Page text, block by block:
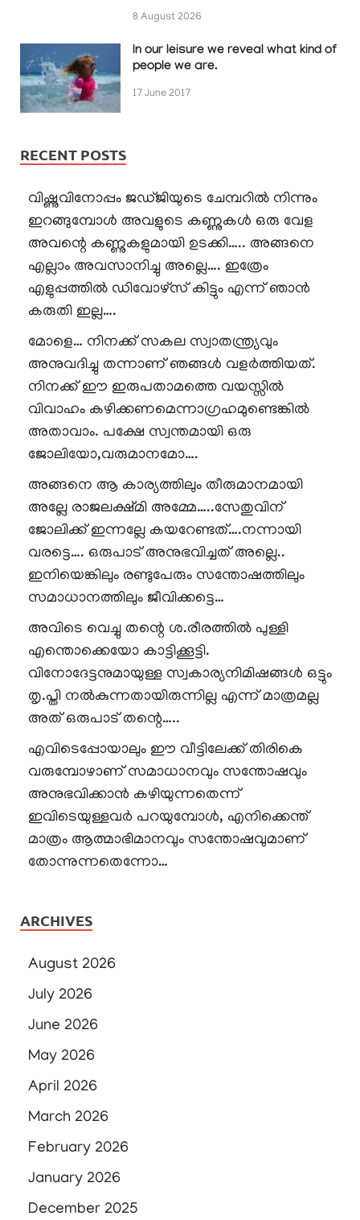
8 August 2026
In our leisure we reveal what kind of
people we are.
17 June 2017
RECENT POSTS
വിഷ്ണുവിനോപ്പം ജഡ്ജിയുടെ ചേമ്പറിൽ നിന്നും
ഇറങ്ങുമ്പോൾ അവളുടെ കണ്ണുകൾ ഒരു വേള
അവന്റെ കണ്ണുകളുമായി ഉടക്കി….. അങ്ങനെ
എല്ലാം അവസാനിച്ചു അല്ലെ…. ഇത്രേം
എളുപ്പത്തിൽ ഡിവോഴ്സ് കിട്ടും എന്ന് ഞാൻ
കരുതി ഇല്ല….
മോളെ… നിനക്ക് സകല സ്വാതന്ത്ര്യവും
അനുവദിച്ചു തന്നാണ് ഞങ്ങൾ വളർത്തിയത്.
നിനക്ക് ഈ ഇരുപതാമത്തെ വയസ്സിൽ
വിവാഹം കഴിക്കണമെന്നാഗ്രഹമുണ്ടെങ്കിൽ
അതാവാം. പക്ഷേ സ്വന്തമായി ഒരു
ജോലിയോ,വരുമാനമോ….
അങ്ങനെ ആ കാര്യത്തിലും തീരുമാനമായി
അല്ലേ രാജലക്ഷ്മി അമ്മേ…..സേതുവിന്
ജോലിക്ക് ഇന്നല്ലേ കയറേണ്ടത്….നന്നായി
വരട്ടെ…. ഒരുപാട് അനുഭവിച്ചത് അല്ലെ..
ഇനിയെങ്കിലും രണ്ടുപേരും സന്തോഷത്തിലും
സമാധാനത്തിലും ജീവിക്കട്ടെ…
അവിടെ വെച്ചു തന്റെ ശ.രീരത്തിൽ പുള്ളി
എന്തൊക്കെയോ കാട്ടിക്കൂട്ടി.
വിനോദേട്ടനുമായുള്ള സ്വകാര്യനിമിഷങ്ങൾ ഒട്ടും
തൃ.പ്തി നൽകുന്നതായിരുന്നില്ല എന്ന് മാത്രമല്ല
അത് ഒരുപാട് തന്റെ…..
എവിടെപ്പോയാലും ഈ വീട്ടിലേക്ക് തിരികെ
വരുമ്പോഴാണ് സമാധാനവും സന്തോഷവും
അനുഭവിക്കാൻ കഴിയുന്നതെന്ന്
ഇവിടെയുള്ളവർ പറയുമ്പോൾ, എനിക്കെന്ത്
മാത്രം ആത്മാഭിമാനവും സന്തോഷവുമാണ്
തോന്നുന്നതെന്നോ…
ARCHIVES
August 2026
July 2026
June 2026
May 2026
April 2026
March 2026
February 2026
January 2026
December 2025